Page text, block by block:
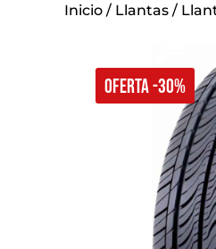
OFERTA -30%
Inicio / Llantas /